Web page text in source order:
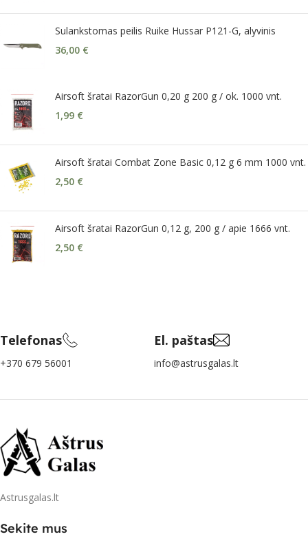
Sulankstomas peilis Ruike Hussar P121-G, alyvinis
36,00 €
Airsoft šratai RazorGun 0,20 g 200 g / ok. 1000 vnt.
1,99 €
Airsoft šratai Combat Zone Basic 0,12 g 6 mm 1000 vnt.
2,50 €
Airsoft šratai RazorGun 0,12 g, 200 g / apie 1666 vnt.
2,50 €
Telefonas
+370 679 56001
El. paštas
info@astrusgalas.lt
Astrusgalas.lt
Sekite mus